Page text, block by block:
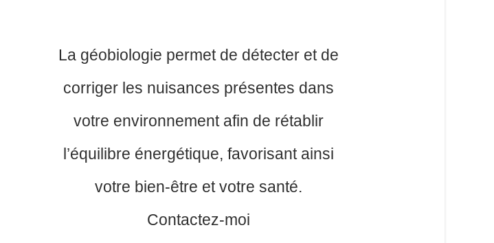
La géobiologie permet de détecter et de
corriger les nuisances présentes dans
votre environnement afin de rétablir
l’équilibre énergétique, favorisant ainsi
votre bien-être et votre santé.
Contactez-moi